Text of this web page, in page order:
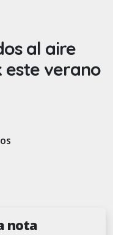
al aire
este verano
nota